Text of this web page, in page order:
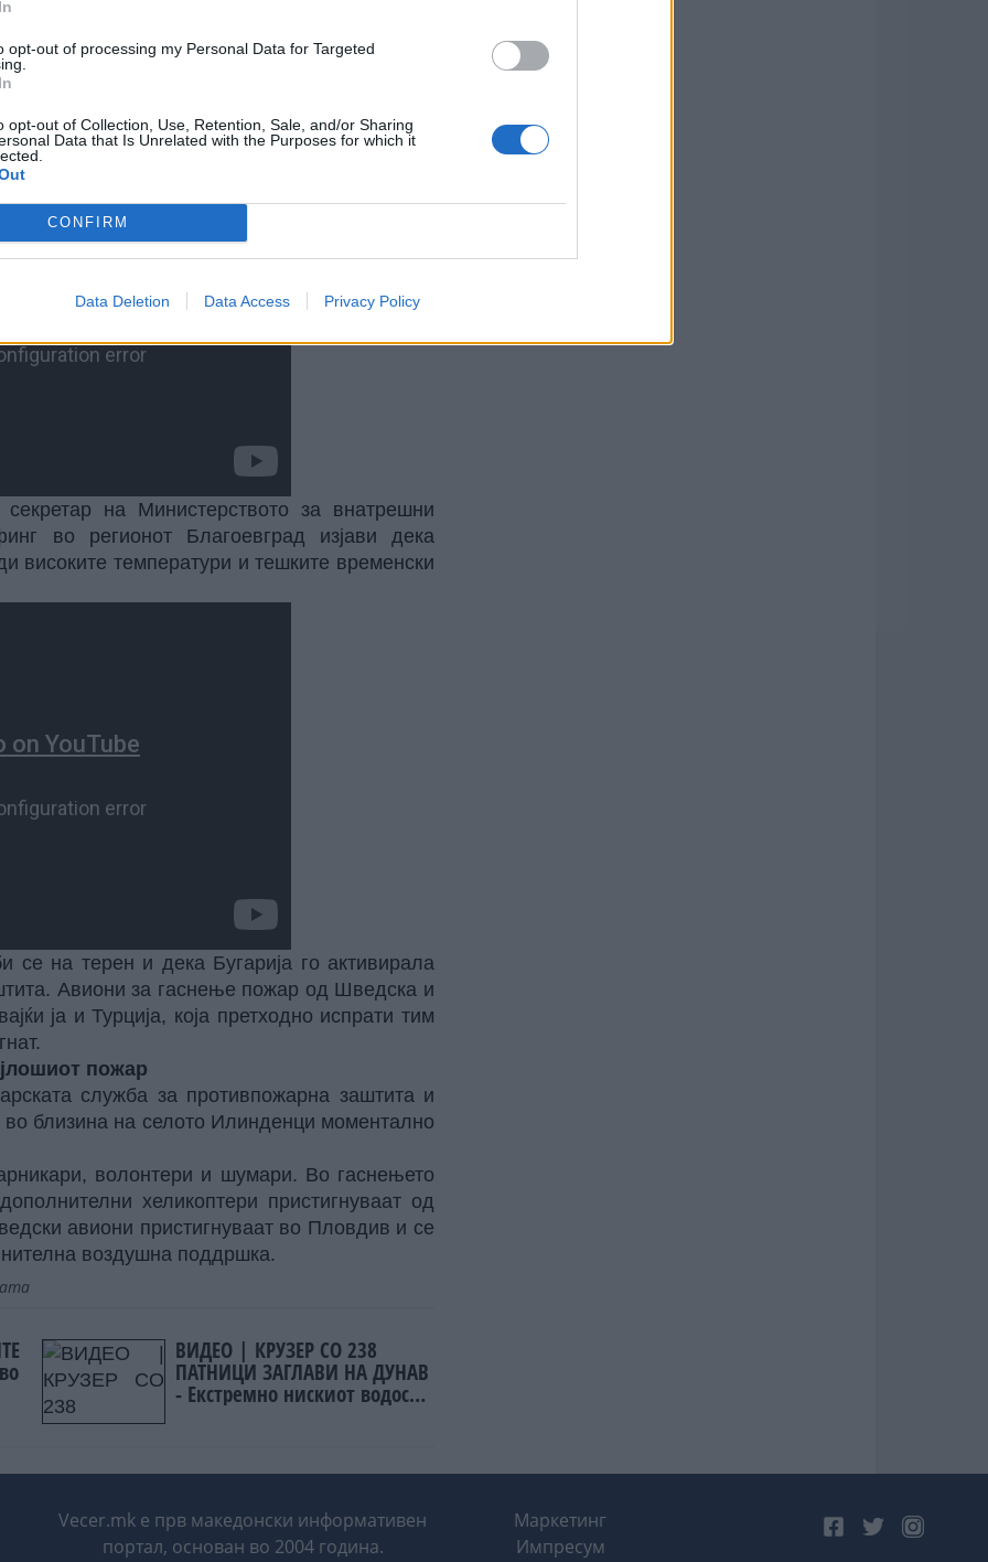
opt-out of processing my Personal Data for Targeted
opt-out of Collection, Use, Retention, Sale, and/or Sharing
Data that Is Unrelated with the Purposes for which it
CONFIRM
Data Deletion Data Access Privacy Policy
260 пожари, во споредба со нешто повеќе
смртни случаи, но една жена одбила да
и имала тегоби поради вдишување
на Министерството за внатрешни
во регионот Благоевград изјави дека
високите температури и тешките временски
се на терен и дека Бугарија го активирала
Авиони за гаснење пожар од Шведска и
ја и Турција, која претходно испрати тим
пожар
служба за противпожарна заштита и
во близина на селото Илинденци моментално
волонтери и шумари. Во гаснењето
хеликоптери пристигнуваат од
авиони пристигнуваат во Пловдив и се
воздушна поддршка.
ВИДЕО | КРУЗЕР СО 238
ПАТНИЦИ ЗАГЛАВИ НА ДУНАВ
- Екстремно нискиот водостој
ја запре пловидбата
Vecer.mk е прв македонски информативен
портал, основан во 2004 година.
Маркетинг
Импресум